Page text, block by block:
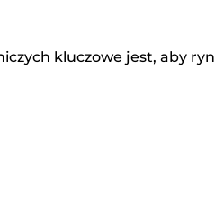
kluczowe jest, aby